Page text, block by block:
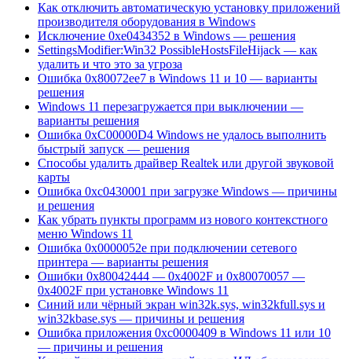
Как отключить автоматическую установку приложений
производителя оборудования в Windows
Исключение 0xe0434352 в Windows — решения
SettingsModifier:Win32 PossibleHostsFileHijack — как
удалить и что это за угроза
Ошибка 0x80072ee7 в Windows 11 и 10 — варианты
решения
Windows 11 перезагружается при выключении —
варианты решения
Ошибка 0xC00000D4 Windows не удалось выполнить
быстрый запуск — решения
Способы удалить драйвер Realtek или другой звуковой
карты
Ошибка 0xc0430001 при загрузке Windows — причины
и решения
Как убрать пункты программ из нового контекстного
меню Windows 11
Ошибка 0x0000052e при подключении сетевого
принтера — варианты решения
Ошибки 0x80042444 — 0x4002F и 0x80070057 —
0x4002F при установке Windows 11
Синий или чёрный экран win32k.sys, win32kfull.sys и
win32kbase.sys — причины и решения
Ошибка приложения 0xc0000409 в Windows 11 или 10
— причины и решения